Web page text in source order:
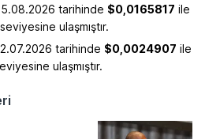
tarihinde $0,0165817 ile
seviyesine ulaşmıştır.
tarihinde $0,0024907 ile
ulaşmıştır.